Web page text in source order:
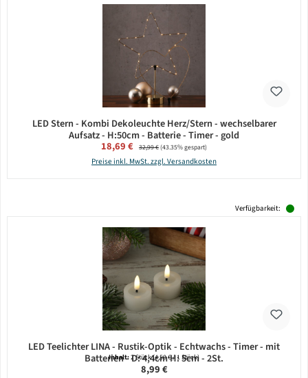
LED Stern - Kombi Dekoleuchte Herz/Stern - wechselbarer
Aufsatz - H:50cm - Batterie - Timer - gold
Verkaufspreis:
18,69 € Regulärer Preis:
32,99 €(43.35% gespart)
Preise inkl. MwSt. zzgl. Versandkosten
Verfügbarkeit:
LED Teelichter LINA - Rustik-Optik - Echtwachs - Timer - mit
Batterien - D: 4,4cm H: 5cm - 2St.
Inhalt:2 Stück(4,50 € / 1 Stück)
Regulärer Preis:
8,99 €